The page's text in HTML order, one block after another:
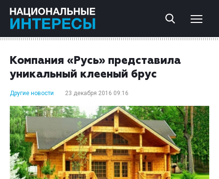
Компания «Русь» представила
уникальный клееный брус
Другие новости 23 декабря 2016 09:16